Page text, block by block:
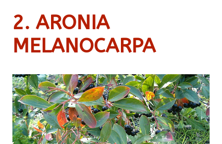
2. ARONIA
MELANOCARPA